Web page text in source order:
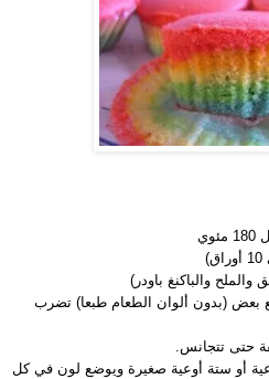
والباكنغ باودر)
بعض (بدون ألوان الطعام طبعا) تضرب
حتى تتجانس.
أو ستة أوعية صغيرة ويوضع لون في كل